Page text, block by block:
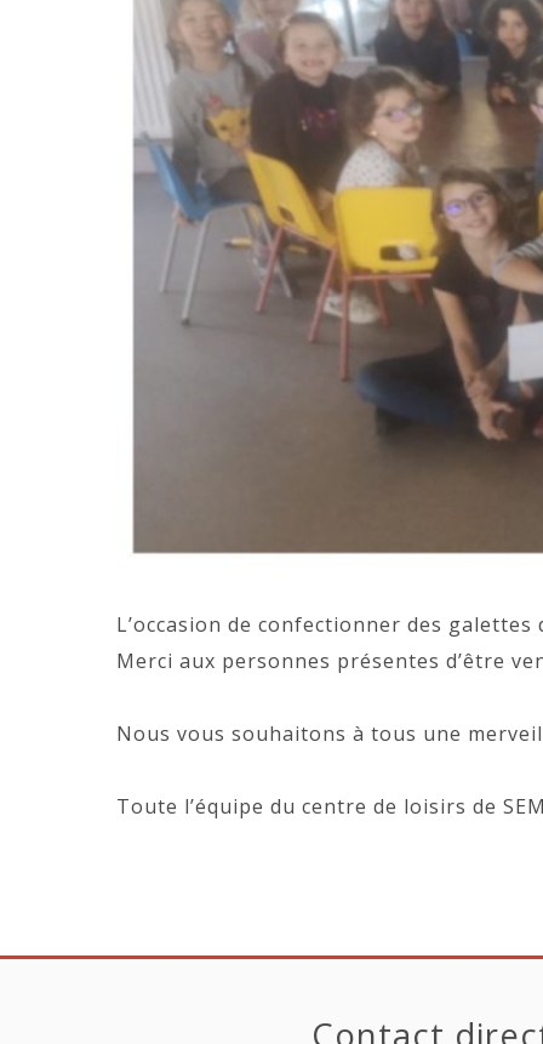
L’occasion de confectionner des
Merci aux personnes présentes d’être
Nous vous souhaitons à tous une
Toute l’équipe du centre de loisirs de
Contact